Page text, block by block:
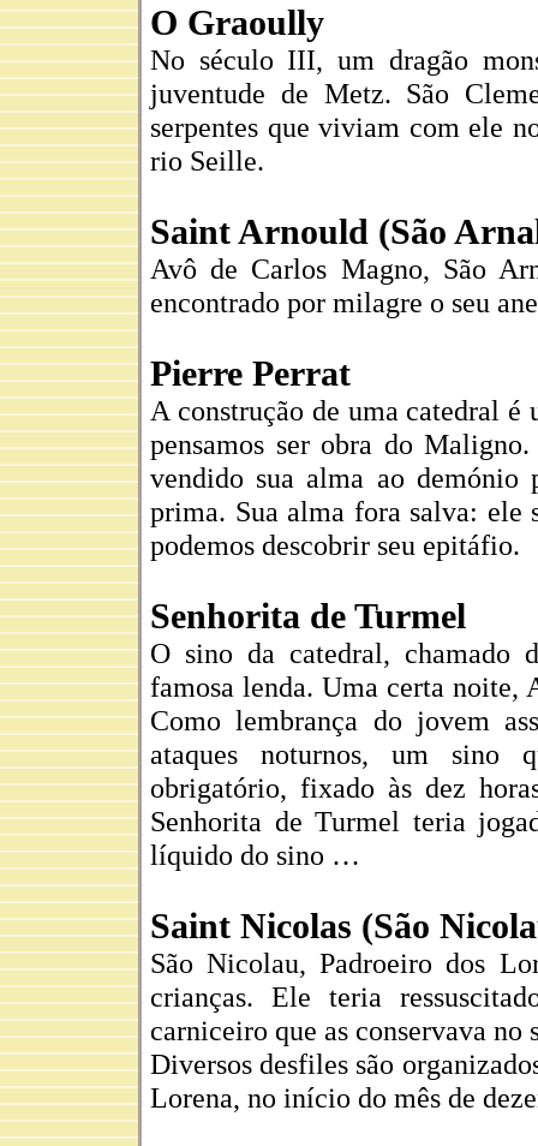
O Graoully
No século III, um dragão
juventude de Metz. São
serpentes que viviam com ele
rio Seille.
Saint Arnould (São
Avô de Carlos Magno, São
encontrado por milagre o seu
Pierre Perrat
A construção de uma catedral é
pensamos ser obra do
vendido sua alma ao demónio
prima. Sua alma fora salva: ele
podemos descobrir seu epitáfio.
Senhorita de Turmel
O sino da catedral, chamado
famosa lenda. Uma certa noite,
Como lembrança do jovem
ataques noturnos, um sino
obrigatório, fixado às dez
Senhorita de Turmel teria
líquido do sino …
Saint Nicolas (São
São Nicolau, Padroeiro dos
crianças. Ele teria
carniceiro que as conservava no
Diversos desfiles são
Lorena, no início do mês de